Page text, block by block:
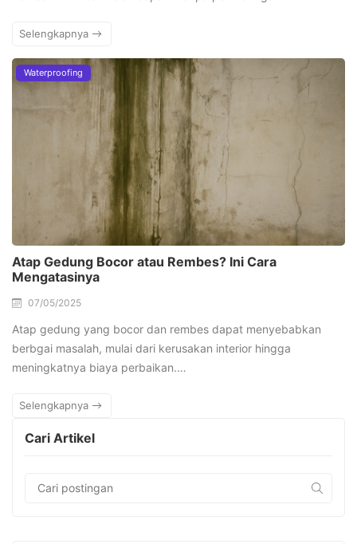
Selengkapnya
Waterproofing
Atap Gedung Bocor atau Rembes? Ini Cara
Mengatasinya
07/05/2025
Atap gedung yang bocor dan rembes dapat menyebabkan
berbgai masalah, mulai dari kerusakan interior hingga
meningkatnya biaya perbaikan.…
Selengkapnya
Cari Artikel